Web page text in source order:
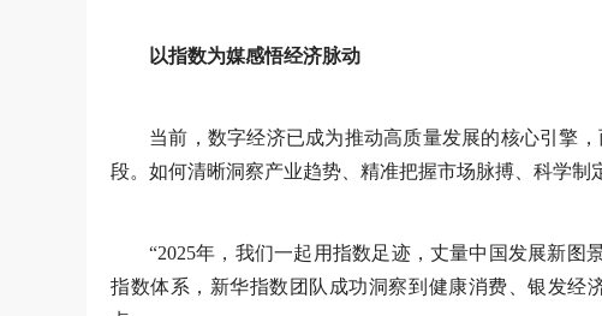
以指数为媒感悟经济脉动
当前，数字经济已成为推动高质量发展的核心引擎
段。如何清晰洞察产业趋势、精准把握市场脉搏、科学制
“2025年，我们一起用指数足迹，丈量中国发展新图
指数体系，新华指数团队成功洞察到健康消费、银发经